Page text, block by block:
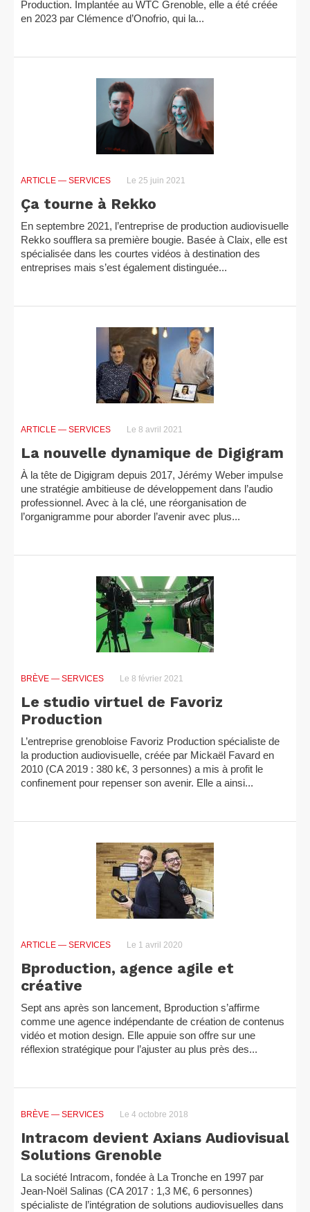
Production. Implantée au WTC Grenoble, elle a été créée
en 2023 par Clémence d’Onofrio, qui la...
ARTICLE — SERVICES Le 25 juin 2021
Ça tourne à Rekko
En septembre 2021, l’entreprise de production audiovisuelle
Rekko soufflera sa première bougie. Basée à Claix, elle est
spécialisée dans les courtes vidéos à destination des
entreprises mais s’est également distinguée...
ARTICLE — SERVICES Le 8 avril 2021
La nouvelle dynamique de Digigram
À la tête de Digigram depuis 2017, Jérémy Weber impulse
une stratégie ambitieuse de développement dans l’audio
professionnel. Avec à la clé, une réorganisation de
l’organigramme pour aborder l’avenir avec plus...
BRÈVE — SERVICES Le 8 février 2021
Le studio virtuel de Favoriz
Production
L’entreprise grenobloise Favoriz Production spécialiste de
la production audiovisuelle, créée par Mickaël Favard en
2010 (CA 2019 : 380 k€, 3 personnes) a mis à profit le
confinement pour repenser son avenir. Elle a ainsi...
ARTICLE — SERVICES Le 1 avril 2020
Bproduction, agence agile et
créative
Sept ans après son lancement, Bproduction s’affirme
comme une agence indépendante de création de contenus
vidéo et motion design. Elle appuie son offre sur une
réflexion stratégique pour l’ajuster au plus près des...
BRÈVE — SERVICES Le 4 octobre 2018
Intracom devient Axians Audiovisual
Solutions Grenoble
La société Intracom, fondée à La Tronche en 1997 par
Jean-Noël Salinas (CA 2017 : 1,3 M€, 6 personnes)
spécialiste de l’intégration de solutions audiovisuelles dans